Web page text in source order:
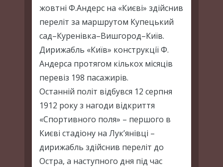
жовтні Ф.Андерс на «Києві» здійснив
переліт за маршрутом Купецький
сад–Куренівка–Вишгород–Київ.
Дирижабль «Київ» конструкції Ф.
Андерса протягом кількох місяців
перевіз 198 пасажирів.
Останній політ відбувся 12 серпня
1912 року з нагоди відкриття
«Спортивного поля» – першого в
Києві стадіону на Лук’янівці –
дирижабль здійснив переліт до
Остра, а наступного дня під час